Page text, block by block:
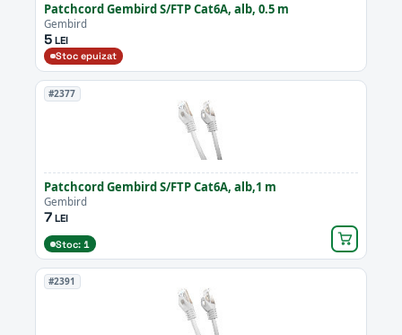
Patchcord Gembird S/FTP Cat6A, alb, 0.5 m
Gembird
5LEI
Stoc epuizat
#2377
Patchcord Gembird S/FTP Cat6A, alb,1 m
Gembird
7LEI
Stoc: 1
#2391